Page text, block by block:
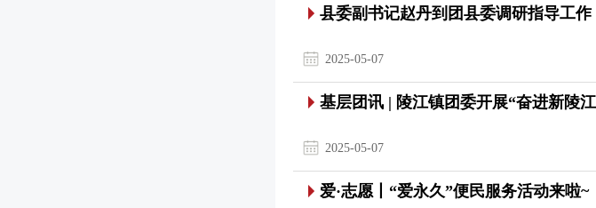
县委副书记赵丹到团县委调研指导工作
2025-05-07
基层团讯 | 陵江镇团委开展“奋进新陵
2025-05-07
爱·志愿丨“爱永久”便民服务活动来啦~